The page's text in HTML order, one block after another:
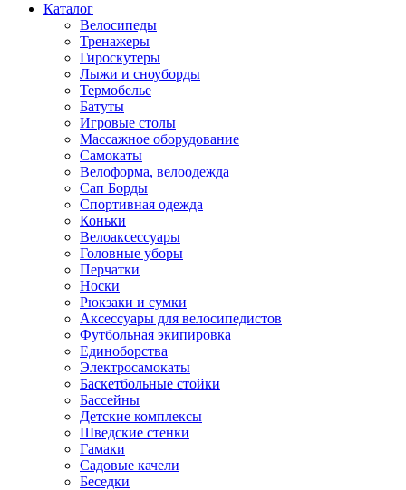
Каталог
Велосипеды
Тренажеры
Гироскутеры
Лыжи и сноуборды
Термобелье
Батуты
Игровые столы
Массажное оборудование
Самокаты
Велоформа, велоодежда
Сап Борды
Спортивная одежда
Коньки
Велоаксессуары
Головные уборы
Перчатки
Носки
Рюкзаки и сумки
Аксессуары для велосипедистов
Футбольная экипировка
Единоборства
Электросамокаты
Баскетбольные стойки
Бассейны
Детские комплексы
Шведские стенки
Гамаки
Садовые качели
Беседки